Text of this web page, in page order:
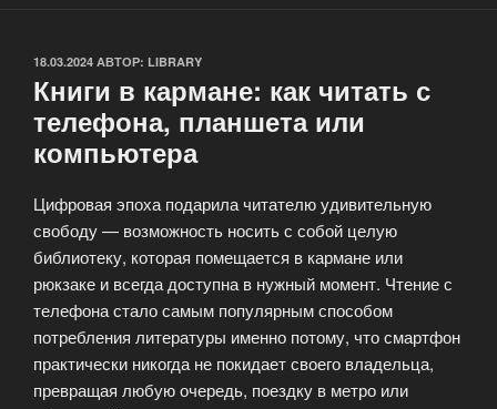
ОПУБЛИКОВАНО
18.03.2024 АВТОР: LIBRARY
Книги в кармане: как читать с
телефона, планшета или
компьютера
Цифровая эпоха подарила читателю удивительную
свободу — возможность носить с собой целую
библиотеку, которая помещается в кармане или
рюкзаке и всегда доступна в нужный момент. Чтение с
телефона стало самым популярным способом
потребления литературы именно потому, что смартфон
практически никогда не покидает своего владельца,
превращая любую очередь, поездку в метро или